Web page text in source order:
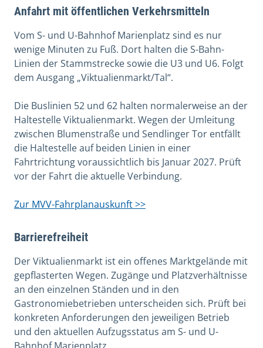
Anfahrt mit öffentlichen Verkehrsmitteln
Vom S- und U-Bahnhof Marienplatz sind es nur
wenige Minuten zu Fuß. Dort halten die S-Bahn-
Linien der Stammstrecke sowie die U3 und U6. Folgt
dem Ausgang „Viktualienmarkt/Tal“.
Die Buslinien 52 und 62 halten normalerweise an der
Haltestelle Viktualienmarkt. Wegen der Umleitung
zwischen Blumenstraße und Sendlinger Tor entfällt
die Haltestelle auf beiden Linien in einer
Fahrtrichtung voraussichtlich bis Januar 2027. Prüft
vor der Fahrt die aktuelle Verbindung.
Zur MVV-Fahrplanauskunft >>
Barrierefreiheit
Der Viktualienmarkt ist ein offenes Marktgelände mit
gepflasterten Wegen. Zugänge und Platzverhältnisse
an den einzelnen Ständen und in den
Gastronomiebetrieben unterscheiden sich. Prüft bei
konkreten Anforderungen den jeweiligen Betrieb
und den aktuellen Aufzugsstatus am S- und U-
Bahnhof Marienplatz.